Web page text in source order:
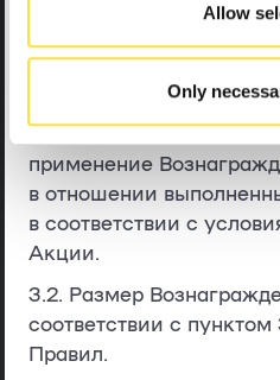
Allow
Only
снижение размера
Организатора
Driver» и не требует
дополнительных
применение
в отношении
в соответствии с
Акции.
3.2. Размер
соответствии с
Правил.